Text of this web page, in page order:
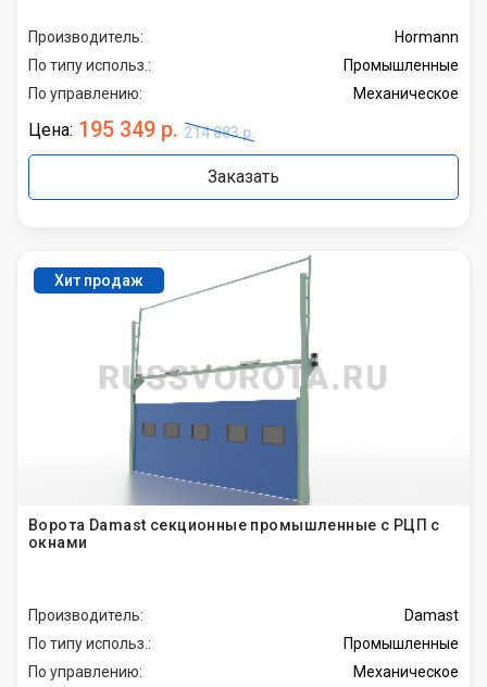
Производитель:
Hormann
По типу использ.:
Промышленные
По управлению:
Механическое
Цена: 195 349 р. 214 883 р.
Заказать
Хит продаж
Ворота Damast секционные промышленные с РЦП с
окнами
Производитель:
Damast
По типу использ.:
Промышленные
По управлению:
Механическое